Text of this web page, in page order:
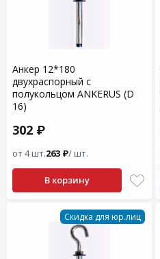
Анкер 12*180
двухраспорный с
полукольцом ANKERUS (D
16)
302 ₽
от 4 шт.263 ₽/ шт.
В корзину
Скидка для юр.лиц